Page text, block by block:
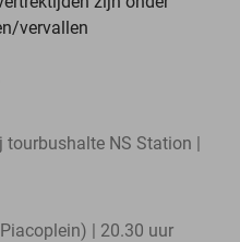
vervallen
tourbushalte NS Station |
| 20.30 uur